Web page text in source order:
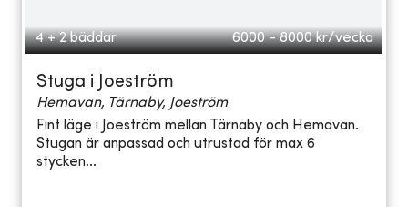
4 + 2 bäddar 6000 - 8000 kr/vecka
Stuga i Joeström
Hemavan, Tärnaby, Joeström
Fint läge i Joeström mellan Tärnaby och Hemavan.
Stugan är anpassad och utrustad för max 6
stycken...